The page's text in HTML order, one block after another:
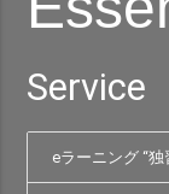
Service
eラーニング “独